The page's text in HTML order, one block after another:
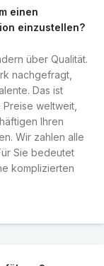
einen
einzustellen?
über Qualität.
nachgefragt,
Das ist
weltweit,
Ihren
Wir zahlen alle
Sie bedeutet
komplizierten